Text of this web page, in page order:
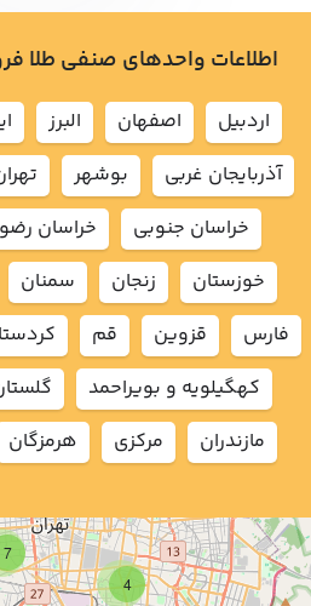
7
4
اطلاعات واحدهای صنفی طلا
اردبيل اصفهان البرز
آذربايجان غربي
بوشهر
خراسان جنوبي
خراسان
خوزستان
زنجان سمنان
فارس
قزوين قم
كهگيلويه و بويراحمد
مازندران
مركزي هرمزگان